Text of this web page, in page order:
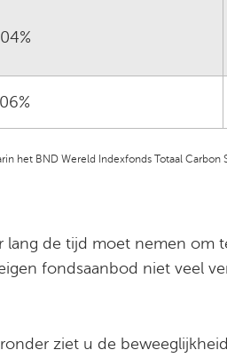
het BND Wereld Indexfonds Totaal
de tijd moet nemen om
fondsaanbod niet veel
ziet u de